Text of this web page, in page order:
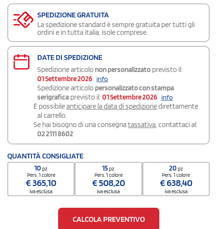
SPEDIZIONE GRATUITA
La spedizione standard è sempre gratuita per tutti gli
ordini e in tutta italia, isole comprese.
DATE DI SPEDIZIONE
Spedizione articolo non personalizzato previsto il:
01 Settembre 2026 info
Spedizione articolo personalizzato con stampa
serigrafica previsto il: 01 Settembre 2026 info
É possibileanticipare la data di spedizionedirettamente
al carrello.
Se hai bisogno di una consegnatassativa, contattaci al:
02 2111 8602
QUANTITÀ CONSIGLIATE
10pz
Pers. 1 colore
€365,10
iva esclusa
15pz
Pers. 1 colore
€508,20
iva esclusa
20 pz
Pers. 1 colore
€638,40
iva esclusa
CALCOLA PREVENTIVO